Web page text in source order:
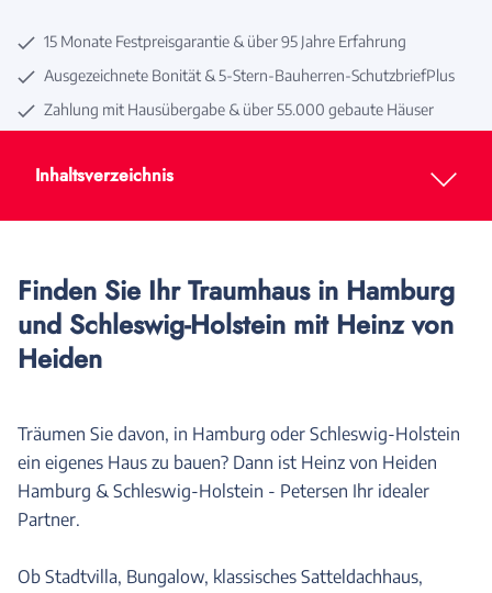
15 Monate Festpreisgarantie & über 95 Jahre Erfahrung
Ausgezeichnete Bonität & 5-Stern-Bauherren-SchutzbriefPlus
Zahlung mit Hausübergabe & über 55.000 gebaute Häuser
Inhaltsverzeichnis
Finden Sie Ihr Traumhaus in Hamburg
und Schleswig-Holstein mit Heinz von
Heiden
Träumen Sie davon, in Hamburg oder Schleswig-Holstein
ein eigenes Haus zu bauen? Dann ist Heinz von Heiden
Hamburg & Schleswig-Holstein - Petersen Ihr idealer
Partner.
Ob Stadtvilla, Bungalow, klassisches Satteldachhaus,